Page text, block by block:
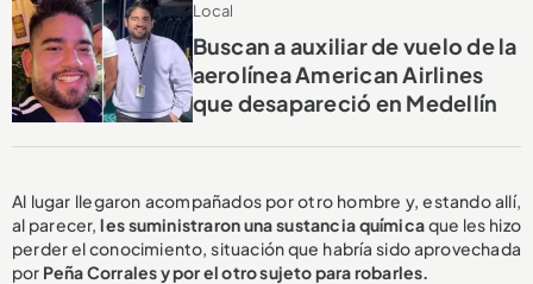
Local
Buscan a auxiliar de vuelo de la
aerolínea American Airlines
que desapareció en Medellín
Al lugar llegaron acompañados por otro hombre y, estando allí,
al parecer,les suministraron una sustancia químicaque les hizo
perder el conocimiento, situación que habría sido aprovechada
por Peña Corrales y por el otro sujeto para robarles.